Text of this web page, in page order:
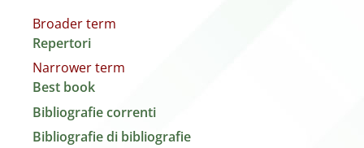
Broader term
Repertori
Narrower term
Best book
Bibliografie correnti
Bibliografie di bibliografie